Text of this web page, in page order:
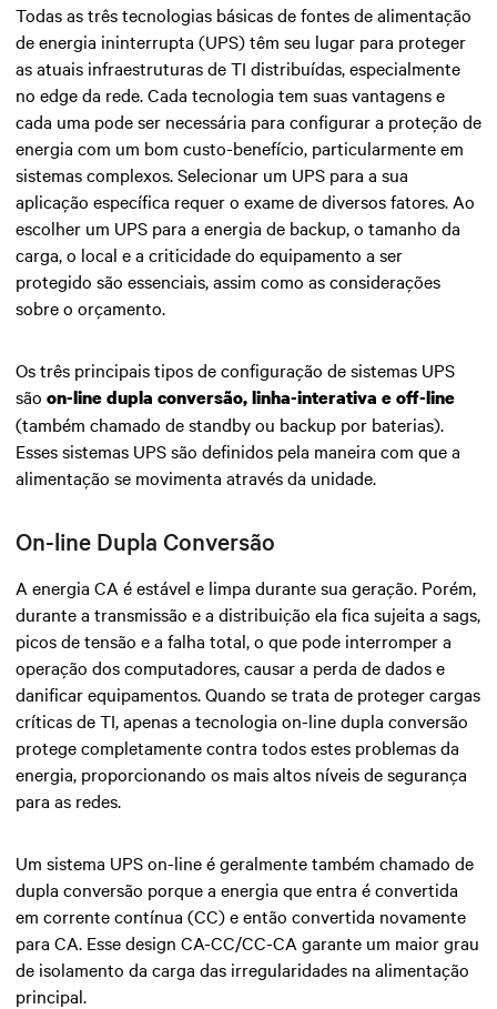
Todas as três tecnologias básicas de fontes de alimentação
de energia ininterrupta (UPS) têm seu lugar para proteger
as atuais infraestruturas de TI distribuídas, especialmente
no edge da rede. Cada tecnologia tem suas vantagens e
cada uma pode ser necessária para configurar a proteção de
energia com um bom custo-benefício, particularmente em
sistemas complexos. Selecionar um UPS para a sua
aplicação específica requer o exame de diversos fatores. Ao
escolher um UPS para a energia de backup, o tamanho da
carga, o local e a criticidade do equipamento a ser
protegido são essenciais, assim como as considerações
sobre o orçamento.
Os três principais tipos de configuração de sistemas UPS
são on-line dupla conversão, linha-interativa e off-line
(também chamado de standby ou backup por baterias).
Esses sistemas UPS são definidos pela maneira com que a
alimentação se movimenta através da unidade.
On-line Dupla Conversão
A energia CA é estável e limpa durante sua geração. Porém,
durante a transmissão e a distribuição ela fica sujeita a sags,
picos de tensão e a falha total, o que pode interromper a
operação dos computadores, causar a perda de dados e
danificar equipamentos. Quando se trata de proteger cargas
críticas de TI, apenas a tecnologia on-line dupla conversão
protege completamente contra todos estes problemas da
energia, proporcionando os mais altos níveis de segurança
para as redes.
Um sistema UPS on-line é geralmente também chamado de
dupla conversão porque a energia que entra é convertida
em corrente contínua (CC) e então convertida novamente
para CA. Esse design CA-CC/CC-CA garante um maior grau
de isolamento da carga das irregularidades na alimentação
principal.